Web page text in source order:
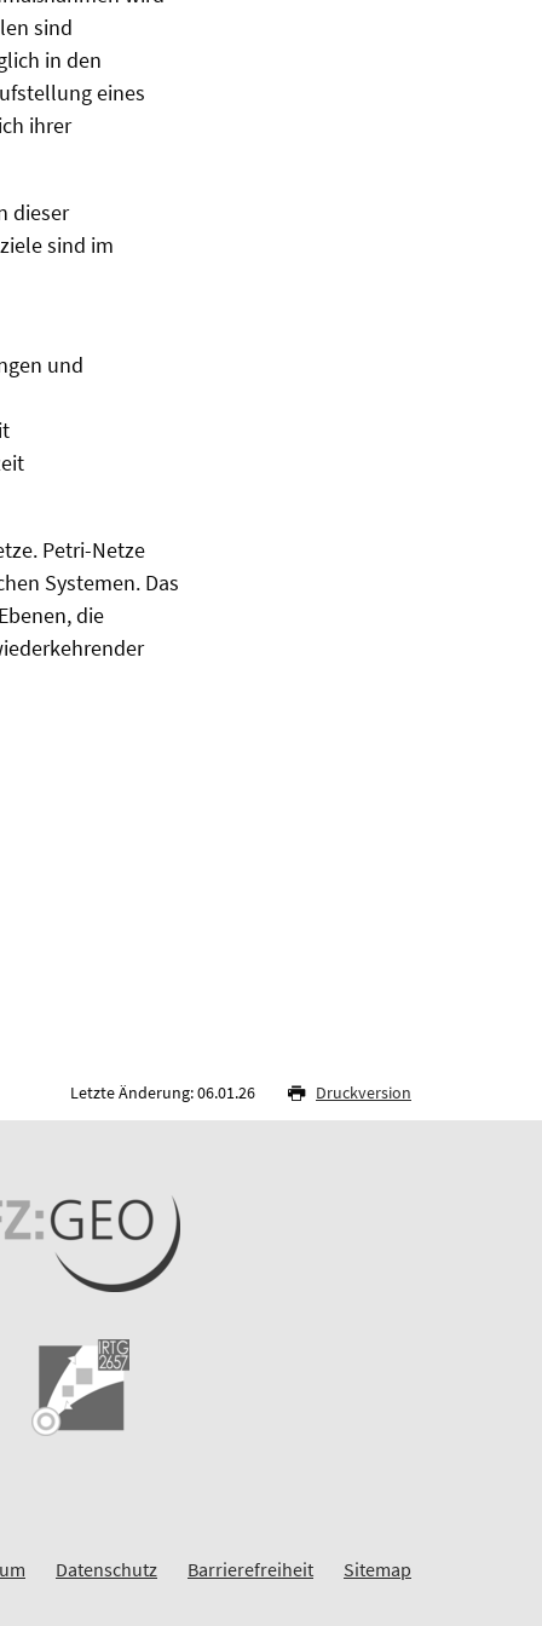
sind
in den
eines
ihrer
dieser
sind im
und
Petri-Netze
Systemen. Das
die
Letzte Änderung: 06.01.26 Druckversion
Datenschutz Barrierefreiheit Sitemap